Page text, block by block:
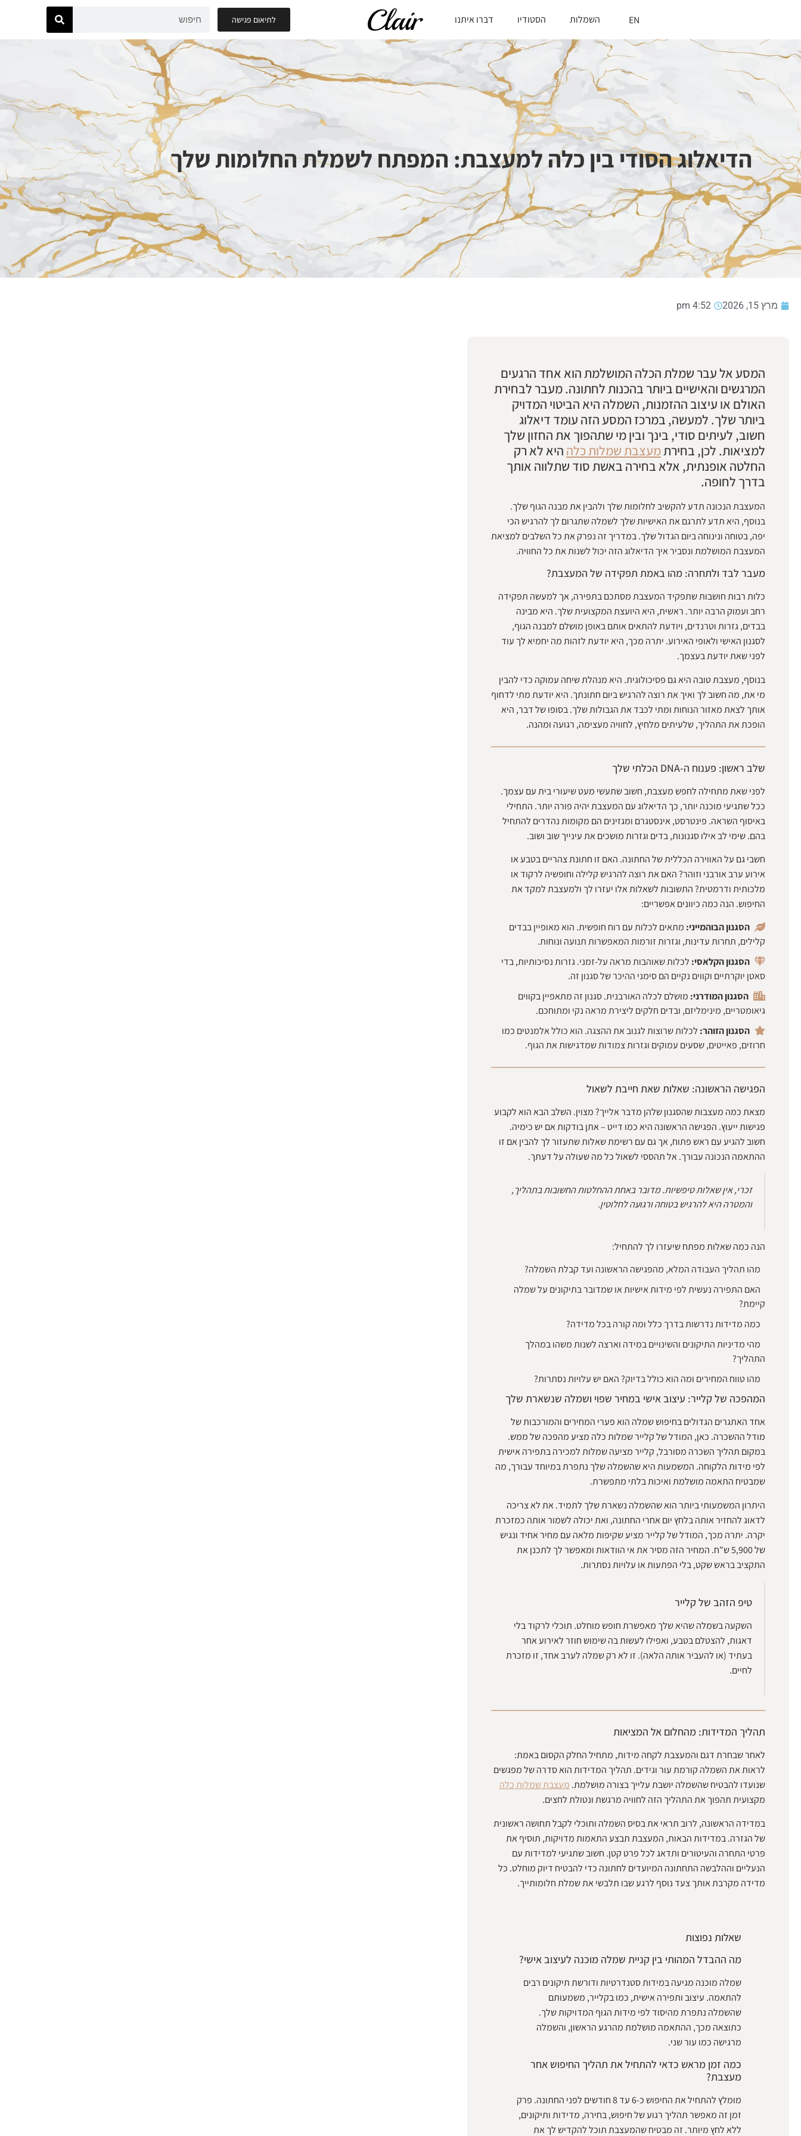
EN השמלות הסטודיו דברו איתנו לתיאום פגישה
הדיאלוג הסודי בין כלה למעצבת: המפתח לשמלת החלומות שלך
מרץ 15, 2026 4:52 pm
המסע אל עבר שמלת הכלה המושלמת הוא אחד הרגעים
המרגשים והאישיים ביותר בהכנות לחתונה. מעבר לבחירת
האולם או עיצוב ההזמנות, השמלה היא הביטוי המדויק
ביותר שלך. למעשה, במרכז המסע הזה עומד דיאלוג
חשוב, לעיתים סודי, בינך ובין מי שתהפוך את החזון שלך
למציאות. לכן, בחירתמעצבת שמלות כלה היא לא רק
החלטה אופנתית, אלא בחירה באשת סוד שתלווה אותך
בדרך לחופה.
המעצבת הנכונה תדע להקשיב לחלומות שלך ולהבין את מבנה הגוף שלך.
בנוסף, היא תדע לתרגם את האישיות שלך לשמלה שתגרום לך להרגיש הכי
יפה, בטוחה ונינוחה ביום הגדול שלך. במדריך זה נפרק את כל השלבים למציאת
המעצבת המושלמת ונסביר איך הדיאלוג הזה יכול לשנות את כל החוויה.
מעבר לבד ולתחרה: מהו באמת תפקידה של המעצבת?
כלות רבות חושבות שתפקיד המעצבת מסתכם בתפירה, אך למעשה תפקידה
רחב ועמוק הרבה יותר. ראשית, היא היועצת המקצועית שלך. היא מבינה
בבדים, גזרות וטרנדים, ויודעת להתאים אותם באופן מושלם למבנה הגוף,
לסגנון האישי ולאופי האירוע. יתרה מכך, היא יודעת לזהות מה יחמיא לך עוד
לפני שאת יודעת בעצמך.
בנוסף, מעצבת טובה היא גם פסיכולוגית. היא מנהלת שיחה עמוקה כדי להבין
מי את, מה חשוב לך ואיך את רוצה להרגיש ביום חתונתך. היא יודעת מתי לדחוף
אותך לצאת מאזור הנוחות ומתי לכבד את הגבולות שלך. בסופו של דבר, היא
הופכת את התהליך, שלעיתים מלחיץ, לחוויה מעצימה, רגועה ומהנה.
שלב ראשון: פענוח ה-DNA הכלתי שלך
לפני שאת מתחילה לחפש מעצבת, חשוב שתעשי מעט שיעורי בית עם עצמך.
ככל שתגיעי מוכנה יותר, כך הדיאלוג עם המעצבת יהיה פורה יותר. התחילי
באיסוף השראה. פינטרסט, אינסטגרם ומגזינים הם מקומות נהדרים להתחיל
בהם. שימי לב אילו סגנונות, בדים וגזרות מושכים את עינייך שוב ושוב.
חשבי גם על האווירה הכללית של החתונה. האם זו חתונת צהריים בטבע או
אירוע ערב אורבני וזוהר? האם את רוצה להרגיש קלילה וחופשיה לרקוד או
מלכותית ודרמטית? התשובות לשאלות אלו יעזרו לך ולמעצבת למקד את
החיפוש. הנה כמה כיוונים אפשריים:
הסגנון הבוהמייני: מתאים לכלות עם רוח חופשית. הוא מאופיין בבדים
קלילים, תחרות עדינות, וגזרות זורמות המאפשרות תנועה ונוחות.
הסגנון הקלאסי: לכלות שאוהבות מראה על-זמני. גזרות נסיכותיות, בדי
סאטן יוקרתיים וקווים נקיים הם סימני ההיכר של סגנון זה.
הסגנון המודרני: מושלם לכלה האורבנית. סגנון זה מתאפיין בקווים
גיאומטריים, מינימליזם, ובדים חלקים ליצירת מראה נקי ומתוחכם.
הסגנון הזוהר: לכלות שרוצות לגנוב את ההצגה. הוא כולל אלמנטים כמו
חרוזים, פאייטים, שסעים עמוקים וגזרות צמודות שמדגישות את הגוף.
הפגישה הראשונה: שאלות שאת חייבת לשאול
מצאת כמה מעצבות שהסגנון שלהן מדבר אלייך? מצוין. השלב הבא הוא לקבוע
פגישות ייעוץ. הפגישה הראשונה היא כמו דייט – אתן בודקות אם יש כימיה.
חשוב להגיע עם ראש פתוח, אך גם עם רשימת שאלות שתעזור לך להבין אם זו
ההתאמה הנכונה עבורך. אל תהססי לשאול כל מה שעולה על דעתך.
זכרי, אין שאלות טיפשיות. מדובר באחת ההחלטות החשובות בתהליך,
והמטרה היא להרגיש בטוחה ורגועה לחלוטין.
הנה כמה שאלות מפתח שיעזרו לך להתחיל:
מהו תהליך העבודה המלא, מהפגישה הראשונה ועד קבלת השמלה?
האם התפירה נעשית לפי מידות אישיות או שמדובר בתיקונים על שמלה
קיימת?
כמה מדידות נדרשות בדרך כלל ומה קורה בכל מדידה?
מהי מדיניות התיקונים והשינויים במידה וארצה לשנות משהו במהלך
התהליך?
מהו טווח המחירים ומה הוא כולל בדיוק? האם יש עלויות נסתרות?
המהפכה של קלייר: עיצוב אישי במחיר שפוי ושמלה שנשארת שלך
אחד האתגרים הגדולים בחיפוש שמלה הוא פערי המחירים והמורכבות של
מודל ההשכרה. כאן, המודל של קלייר שמלות כלה מציע מהפכה של ממש.
במקום תהליך השכרה מסורבל, קלייר מציעה שמלות למכירה בתפירה אישית
לפי מידות הלקוחה. המשמעות היא שהשמלה שלך נתפרת במיוחד עבורך, מה
שמבטיח התאמה מושלמת ואיכות בלתי מתפשרת.
היתרון המשמעותי ביותר הוא שהשמלה נשארת שלך לתמיד. את לא צריכה
לדאוג להחזיר אותה בלחץ יום אחרי החתונה, ואת יכולה לשמור אותה כמזכרת
יקרה. יתרה מכך, המודל של קלייר מציע שקיפות מלאה עם מחיר אחיד ונגיש
של 5,900 ש"ח. המחיר הזה מסיר את אי הוודאות ומאפשר לך לתכנן את
התקציב בראש שקט, בלי הפתעות או עלויות נסתרות.
טיפ הזהב של קלייר
השקעה בשמלה שהיא שלך מאפשרת חופש מוחלט. תוכלי לרקוד בלי
דאגות, להצטלם בטבע, ואפילו לעשות בה שימוש חוזר לאירוע אחר
בעתיד (או להעביר אותה הלאה). זו לא רק שמלה לערב אחד, זו מזכרת
לחיים.
תהליך המדידות: מהחלום אל המציאות
לאחר שבחרת דגם והמעצבת לקחה מידות, מתחיל החלק הקסום באמת:
לראות את השמלה קורמת עור וגידים. תהליך המדידות הוא סדרה של מפגשים
שנועדו להבטיח שהשמלה יושבת עלייך בצורה מושלמת. מעצבת שמלות כלה
מקצועית תהפוך את התהליך הזה לחוויה מרגשת ונטולת לחצים.
במדידה הראשונה, לרוב תראי את בסיס השמלה ותוכלי לקבל תחושה ראשונית
של הגזרה. במדידות הבאות, המעצבת תבצע התאמות מדויקות, תוסיף את
פרטי התחרה והעיטורים ותדאג לכל פרט קטן. חשוב שתגיעי למדידות עם
הנעליים וההלבשה התחתונה המיועדים לחתונה כדי להבטיח דיוק מוחלט. כל
מדידה מקרבת אותך צעד נוסף לרגע שבו תלבשי את שמלת חלומותייך.
שאלות נפוצות
מה ההבדל המהותי בין קניית שמלה מוכנה לעיצוב אישי?
שמלה מוכנה מגיעה במידות סטנדרטיות ודורשת תיקונים רבים
להתאמה. עיצוב ותפירה אישית, כמו בקלייר, משמעותם
שהשמלה נתפרת מהיסוד לפי מידות הגוף המדויקות שלך.
כתוצאה מכך, ההתאמה מושלמת מהרגע הראשון, והשמלה
מרגישה כמו עור שני.
כמה זמן מראש כדאי להתחיל את תהליך החיפוש אחר
מעצבת?
מומלץ להתחיל את החיפוש כ-6 עד 8 חודשים לפני החתונה. פרק
זמן זה מאפשר תהליך רגוע של חיפוש, בחירה, מדידות ותיקונים,
ללא לחץ מיותר. זה מבטיח שהמעצבת תוכל להקדיש לך את